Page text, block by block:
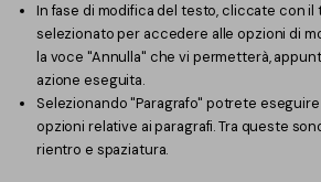
In fase di modifica del testo, cliccate con
selezionato per accedere alle opzioni di
la voce "Annulla" che vi permetterà,
azione eseguita.
Selezionando "Paragrafo" potrete
opzioni relative ai paragrafi. Tra queste
rientro e spaziatura.